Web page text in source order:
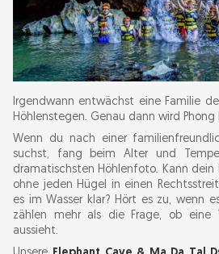
Irgendwann entwächst eine Familie
Höhlenstegen. Genau dann wird
Wenn du nach einer
suchst, fang beim Alter und
dramatischsten Höhlenfoto. Kann
ohne jeden Hügel in einen
es im Wasser klar? Hört es zu, wenn
zählen mehr als die Frage, ob eine
aussieht.